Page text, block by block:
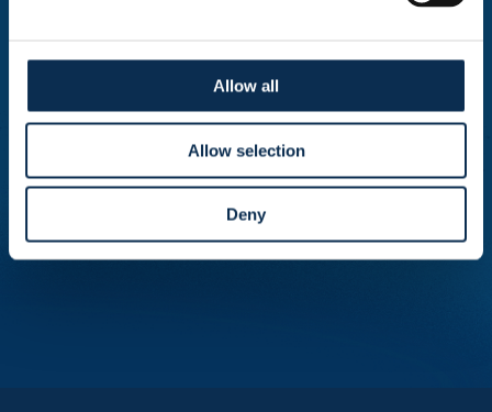
Allow all
Allow selection
Deny